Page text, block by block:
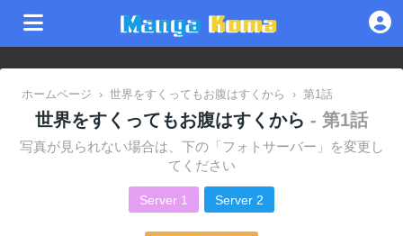
ホームページ › 世界をすくってもお腹はすくから › 第1話
世界をすくってもお腹はすくから - 第1話
写真が見られない場合は、下の「フォトサーバー」を変更し
てください
Server 1 Server 2